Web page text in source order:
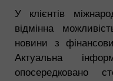
У клієнтів
відмінна
новини з
Актуальна
опосередковано